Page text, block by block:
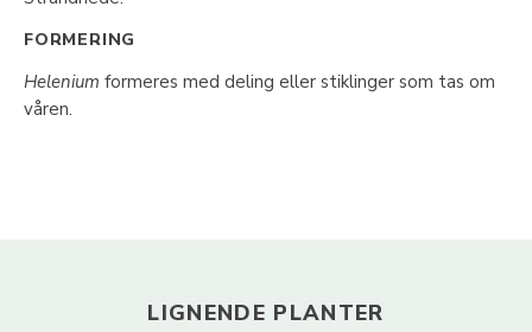
FORMERING
Helenium formeres med deling eller stiklinger som tas om
våren.
LIGNENDE PLANTER